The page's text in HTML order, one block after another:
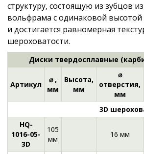
структуру, состоящую из зубцов
вольфрама с одинаковой
и достигается равномерная
шероховатости.
Диски твердосплавные
Артикул
⌀ ,
мм
Высота,
мм
⌀
отверстия,
мм
3D
HQ-
1016-05-
3D
105
мм
16 мм